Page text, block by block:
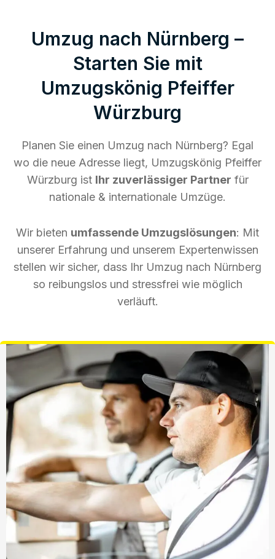
Umzug nach Nürnberg –
Starten Sie mit
Umzugskönig Pfeiffer
Würzburg
Planen Sie einen Umzug nach Nürnberg? Egal
wo die neue Adresse liegt, Umzugskönig Pfeiffer
Würzburg ist Ihr zuverlässiger Partner für
nationale & internationale Umzüge.
Wir bieten umfassende Umzugslösungen: Mit
unserer Erfahrung und unserem Expertenwissen
stellen wir sicher, dass Ihr Umzug nach Nürnberg
so reibungslos und stressfrei wie möglich
verläuft.